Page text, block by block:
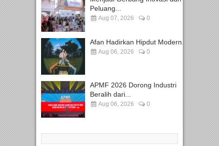
Peluang...
Aug 07, 2026 0
Afan Hadirkan Hipdut Modern...
Aug 06, 2026 0
APMF 2026 Dorong Industri
Beralih dari...
Aug 06, 2026 0